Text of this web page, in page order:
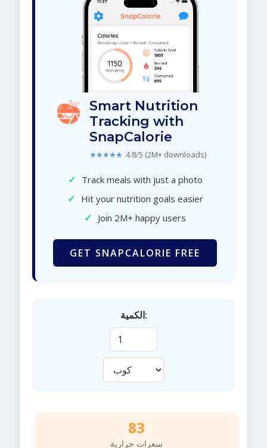
Smart Nutrition
Tracking with
SnapCalorie
★★★★★ 4.8/5 (2M+ downloads)
✓ Track meals with just a photo
✓ Hit your nutrition goals easier
✓ Join 2M+ happy users
GET SNAPCALORIE FREE
الكمية:
83
سعرات حرارية